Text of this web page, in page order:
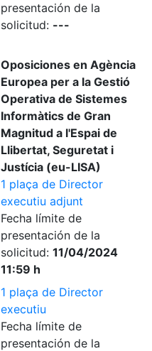
presentación de la
solicitud: ---
Oposiciones en Agència
Europea per a la Gestió
Operativa de Sistemes
Informàtics de Gran
Magnitud a l'Espai de
Llibertat, Seguretat i
Justícia (eu-LISA)
1 plaça de Director
executiu adjunt
Fecha límite de
presentación de la
solicitud: 11/04/2024
11:59 h
1 plaça de Director
executiu
Fecha límite de
presentación de la